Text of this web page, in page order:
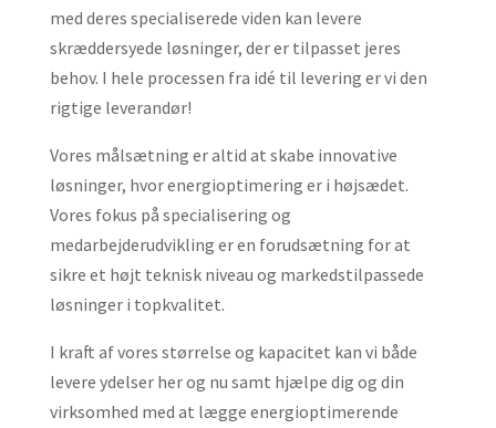
med deres specialiserede viden kan levere
skræddersyede løsninger, der er tilpasset jeres
behov. I hele processen fra idé til levering er vi den
rigtige leverandør!
Vores målsætning er altid at skabe innovative
løsninger, hvor energioptimering er i højsædet.
Vores fokus på specialisering og
medarbejderudvikling er en forudsætning for at
sikre et højt teknisk niveau og markedstilpassede
løsninger i topkvalitet.
I kraft af vores størrelse og kapacitet kan vi både
levere ydelser her og nu samt hjælpe dig og din
virksomhed med at lægge energioptimerende